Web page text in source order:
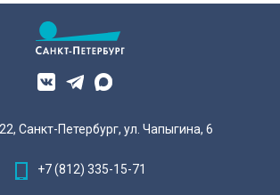
Санкт-Петербург, ул. Чапыгина, 6
+7 (812) 335-15-71